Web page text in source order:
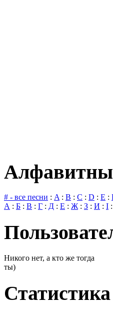
# - все песни : A: B : C : D : E :
А : Б : В : Г : Д : Е : Ж: З : И : І :
Никого нет, а кто же тогда
ты)